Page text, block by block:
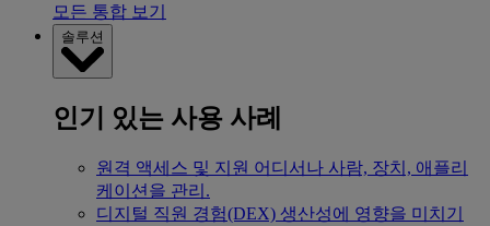
모든 통합 보기
솔루션
인기 있는 사용 사례
원격 액세스 및 지원 어디서나 사람, 장치, 애플리
케이션을 관리.
디지털 직원 경험(DEX) 생산성에 영향을 미치기